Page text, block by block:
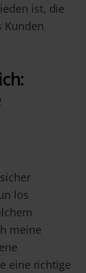
ist, die
Kunden
los
meine
eine richtige